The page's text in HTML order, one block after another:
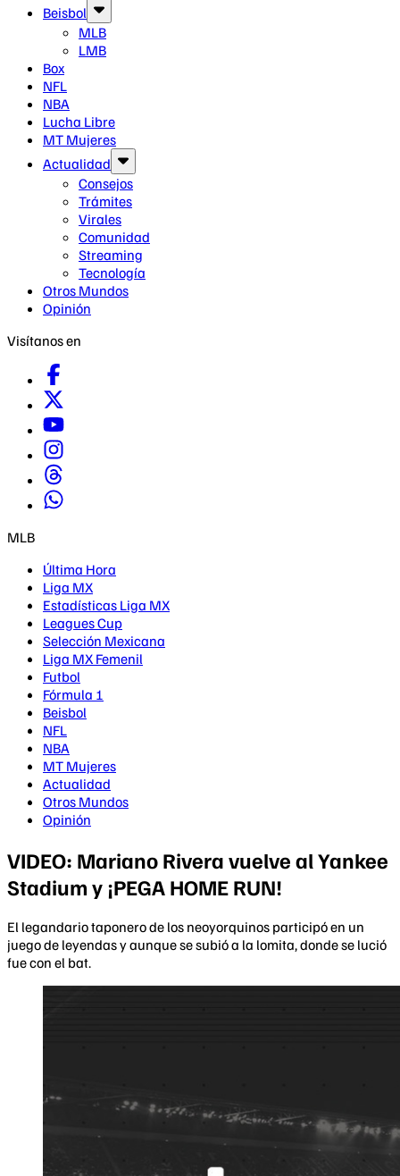
Beisbol
MLB
LMB
Box
NFL
NBA
Lucha Libre
MT Mujeres
Actualidad
Consejos
Trámites
Virales
Comunidad
Streaming
Tecnología
Otros Mundos
Opinión
Visítanos en
MLB
Última Hora
Liga MX
Estadísticas Liga MX
Leagues Cup
Selección Mexicana
Liga MX Femenil
Futbol
Fórmula 1
Beisbol
NFL
NBA
MT Mujeres
Actualidad
Otros Mundos
Opinión
VIDEO: Mariano Rivera vuelve al Yankee
Stadium y ¡PEGA HOME RUN!
El legandario taponero de los neoyorquinos participó en un
juego de leyendas y aunque se subió a la lomita, donde se lució
fue con el bat.